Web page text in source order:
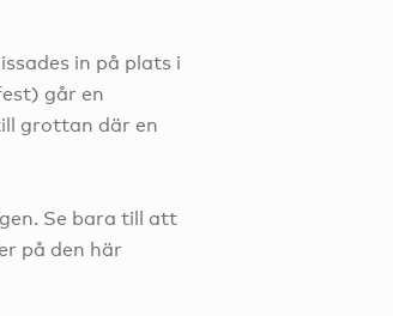
in på plats i
går en
grottan där en
Se bara till att
på den här